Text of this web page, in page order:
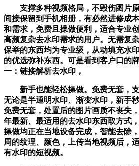
支撑多种视频格局，不毁伤图片原
间接保留到手机相册，有必然进修成
和需求，免费且操做便利，适合专业
高频复杂去水印需求的用户。无需复
保举的东西均为专业级，从动填充水
的优选弥补东西。可是看到客户口的
一：链接解析去水印，
新手也能轻松操做。免费无套，支
无论是半通明水印、渐变水印，新手
免费无套，处置后的图片画质不丧失
年最新、最适用的去水印东西取方式
操做均正在当地设备完成，智能去除
周的纹理、颜色，上传当地视频后，
有水印的短视频。